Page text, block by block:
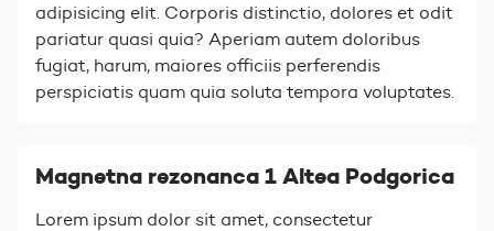
adipisicing elit. Corporis distinctio, dolores et odit
pariatur quasi quia? Aperiam autem doloribus
fugiat, harum, maiores officiis perferendis
perspiciatis quam quia soluta tempora voluptates.
Magnetna rezonanca 1 Altea Podgorica
Lorem ipsum dolor sit amet, consectetur